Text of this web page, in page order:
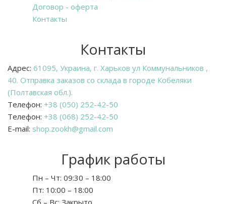
Договор - оферта
Контакты
Контакты
Адрес: 61095, Украина, г. Харьков ул Коммунальников ,
40. Отправка заказов со склада в городе Кобеляки
(Полтавская обл.).
Телефон: +38 (050) 252-42-50
Телефон: +38 (068) 252-42-50
E-mail: shop.zookh@gmail.com
График работы
Пн – Чт: 09:30 – 18:00
Пт: 10:00 – 18:00
Сб – Вс: Закрыто